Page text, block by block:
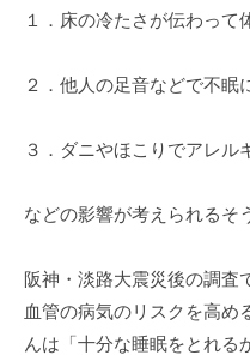
１．床の冷たさが伝わって
２．他人の足音などで不眠
３．ダニやほこりでアレル
などの影響が考えられるそ
阪神・淡路大震災後の調査
血管の病気のリスクを高め
んは「十分な睡眠をとれる